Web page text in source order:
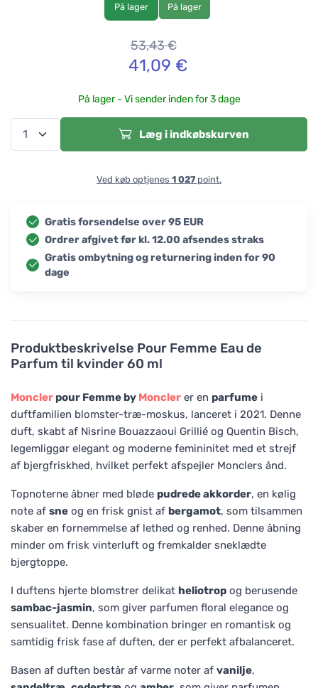
Produktbeskrivelse Pour Femme Eau de
Parfum til kvinder 60 ml
Moncler pour Femme by Moncler er en parfume i
duftfamilien blomster-træ-moskus, lanceret i 2021. Denne
duft, skabt af Nisrine Bouazzaoui Grillié og Quentin Bisch,
legemliggør elegant og moderne femininitet med et strejf
af bjergfriskhed, hvilket perfekt afspejler Monclers ånd.
Topnoterne åbner med bløde pudrede akkorder, en kølig
note af sne og en frisk gnist af bergamot, som tilsammen
skaber en fornemmelse af lethed og renhed. Denne åbning
minder om frisk vinterluft og fremkalder sneklædte
bjergtoppe.
I duftens hjerte blomstrer delikat heliotrop og berusende
sambac-jasmin, som giver parfumen floral elegance og
sensualitet. Denne kombination bringer en romantisk og
samtidig frisk fase af duften, der er perfekt afbalanceret.
Basen af duften består af varme noter af vanilje,
På lager På lager
53,43€
41,09 €
På lager - Vi sender inden for 3 dage
Læg i indkøbskurven
Ved køb optjenes 1 027 point.
Gratis forsendelse over 95 EUR
Ordrer afgivet før kl. 12.00 afsendes straks
Gratis ombytning og returnering inden for 90
dage